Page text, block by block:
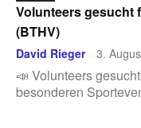
Volunteers gesucht
(BTHV)
David Rieger - 3.
📣 Volunteers
besonderen